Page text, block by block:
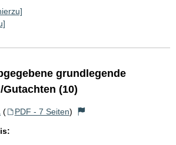
grundlegende
(10)
( PDF - 7 Seiten)